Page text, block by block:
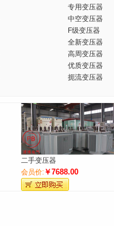
专用变压器
中空变压器
F级变压器
全新变压器
高周变压器
优质变压器
扼流变压器
二手变压器
会员价:￥7688.00